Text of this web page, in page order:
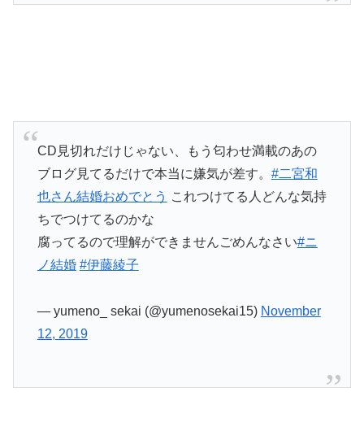
CD見切れだけじゃない、もう匂わせ満載のあの
ブログ見てるだけで本当に嫌気が差す。 #二宮和
也さん結婚おめでとう これつけてる人どんな気持
ちでつけてるのかな
腐ってるので理解ができませんごめんなさい#ニ
ノ結婚 #伊藤綾子
— yumeno_ sekai (@yumenosekai15) November
12, 2019